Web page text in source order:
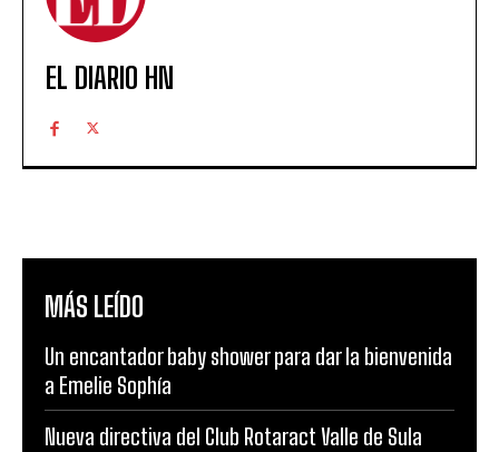
EL DIARIO HN
MÁS LEÍDO
Un encantador baby shower para dar la bienvenida
a Emelie Sophía
Nueva directiva del Club Rotaract Valle de Sula